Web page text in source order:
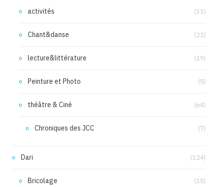
activités (33)
Chant&danse (21)
lecture&littérature (19)
Peinture et Photo (5)
théâtre & Ciné (64)
Chroniques des JCC (7)
Dari (124)
Bricolage (15)